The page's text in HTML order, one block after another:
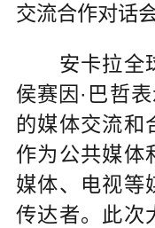
交流合作对话
安卡拉全球
侯赛因·巴哲
的媒体交流和
作为公共媒体
媒体、电视等
传达者。此次